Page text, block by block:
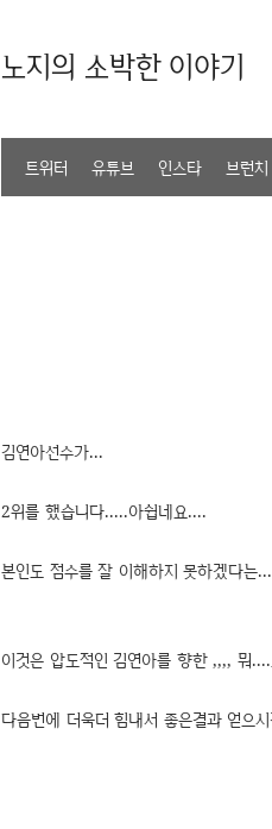
노지의 소박한 이야기
트위터 유튜브 인스타 브런치
김연아선수가...
2위를 했습니다.....아쉽네요....
본인도 점수를 잘 이해하지 못하겠다는
이것은 압도적인 김연아를 향한 ,,,, 뭐
다음번에 더욱더 힘내서 좋은결과 얻으